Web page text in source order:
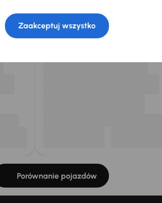
pojazdówkażdego dnia.
Porównanie pojazdów
Zaakceptuj wszystko